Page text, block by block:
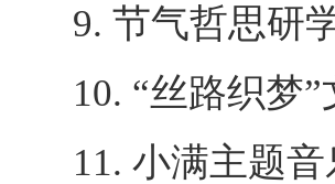
9. 节气哲思研
10. “丝路织梦
11. 小满主题